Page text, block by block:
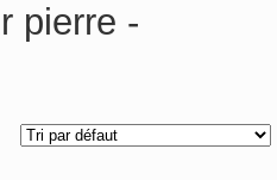
pierre -